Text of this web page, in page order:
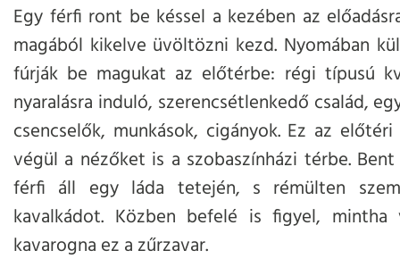
Egy férfi ront be késsel a kezében az
magából kikelve üvöltözni kezd. Nyomában
fúrják be magukat az előtérbe: régi típusú
nyaralásra induló, szerencsétlenkedő család,
csencselők, munkások, cigányok. Ez az
végül a nézőket is a szobaszínházi térbe.
férfi áll egy láda tetején, s rémülten
kavalkádot. Közben befelé is figyel, mintha
kavarogna ez a zűrzavar.